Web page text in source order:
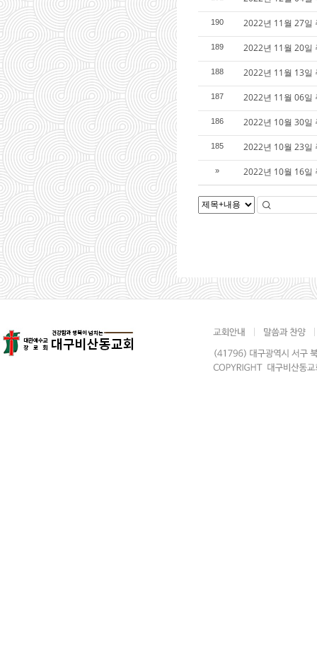
190 2022년 11월 27일
189 2022년 11월 20일
188 2022년 11월 13일
187 2022년 11월 06일
186 2022년 10월 30일
185 2022년 10월 23일
» 2022년 10월 16일